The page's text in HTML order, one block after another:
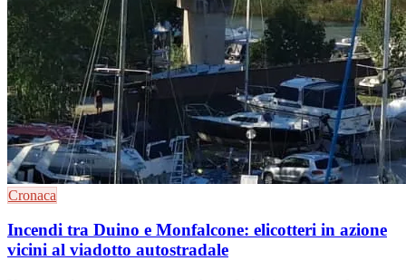
Cronaca
Incendi tra Duino e Monfalcone: elicotteri in azione
vicini al viadotto autostradale